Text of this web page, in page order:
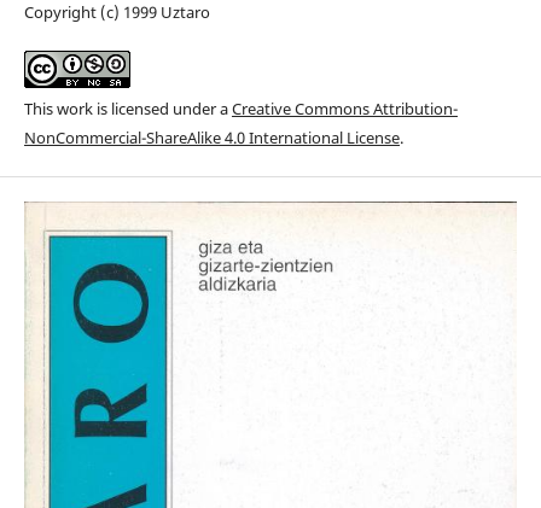
Copyright (c) 1999 Uztaro
This work is licensed under aCreative Commons Attribution-
NonCommercial-ShareAlike 4.0 International License.